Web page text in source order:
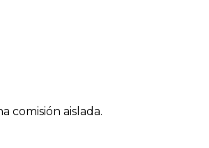
comisión aislada.